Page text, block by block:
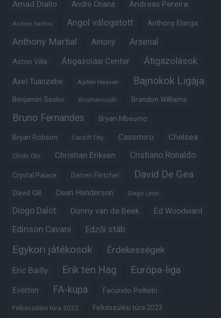
Amad Diallo Andre Onana Andreas Pereira
Andrey Santos Angol válogatott Anthony Elanga
Anthony Martial Antony Arsenal
Aston Villa Átigazolási Center Átigazolások
Axel Tuanzebe Ayden Heaven Bajnokok Ligája
Benjamin Sesko Bournemouth Brandon Williams
Bruno Fernandes Bryan Mbeumo
Bryan Robson Cardiff City Casemiro Chelsea
Chido Obi Christian Eriksen Cristiano Ronaldo
Crystal Palace Darren Fletcher David De Gea
David Gill Dean Henderson Diego Leon
Diogo Dalot Donny van de Beek Ed Woodward
Edinson Cavani Edzői stáb
Egykori játékosok Érdekességek
Eric Bailly Erik ten Hag Európa-liga
Everton FA-kupa Facundo Pellistri
Felkészülési túra 2022 Felkészülési túra 2023